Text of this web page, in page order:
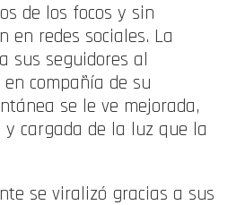
de los focos y sin
en redes sociales. La
sus seguidores al
compañía de su
se le ve mejorada,
cargada de la luz que la
se viralizó gracias a sus